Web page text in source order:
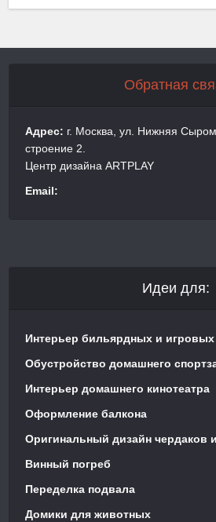
Обратная
Адрес: г. Москва, ул. Нижняя
строение 2.
Центр дизайна ARTPLAY
Email:
Идеи для:
Интерьер бильярдных и игровых
Обустройство домашнего
Интерьер домашнего кинотеатра
Оформление балкона
Оригинальный дизайн чердаков
Винный погреб
Переделка подвала
Домики для животных